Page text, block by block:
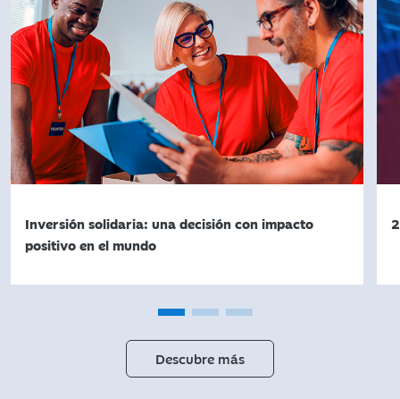
Inversión solidaria: una decisión con impacto
positivo en el mundo
Descubre más